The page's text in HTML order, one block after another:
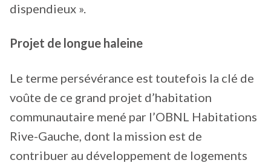
dispendieux ».
Projet de longue haleine
Le terme persévérance est toutefois la clé de
voûte de ce grand projet d’habitation
communautaire mené par l’OBNL Habitations
Rive-Gauche, dont la mission est de
contribuer au développement de logements